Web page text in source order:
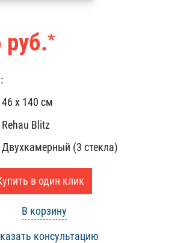
руб.*
46 x 140 см
Rehau Blitz
Двухкамерный (3 стекла)
в один клик
В корзину
консультацию